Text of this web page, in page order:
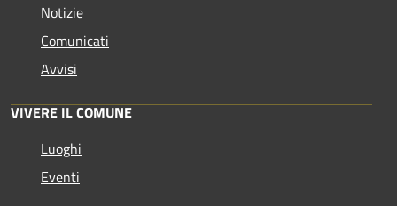
Notizie
Comunicati
Avvisi
VIVERE IL COMUNE
Luoghi
Eventi